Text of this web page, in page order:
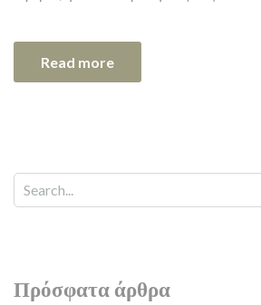
Read more
Πρόσφατα άρθρα